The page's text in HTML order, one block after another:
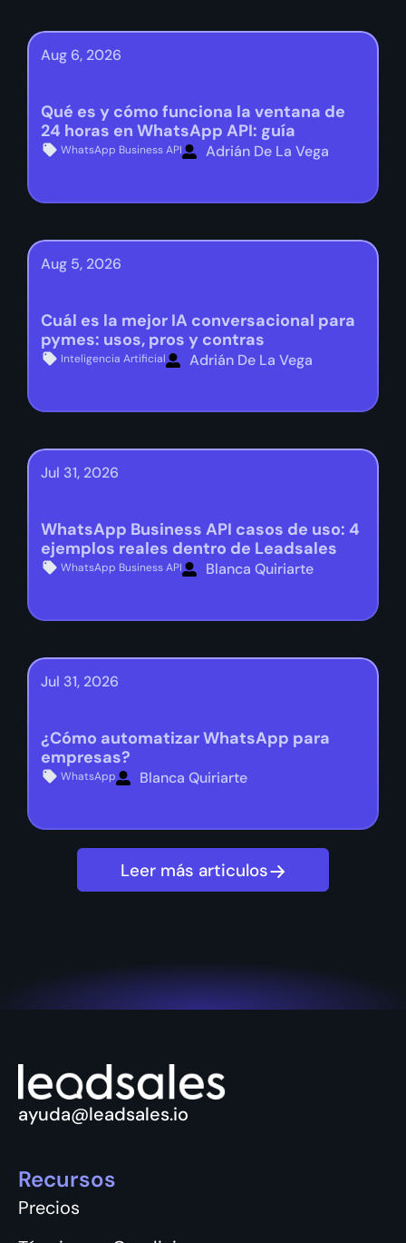
Aug 6, 2026
Qué es y cómo funciona la ventana de
24 horas en WhatsApp API: guía
WhatsApp Business API Adrián De La Vega
Aug 5, 2026
Cuál es la mejor IA conversacional para
pymes: usos, pros y contras
Inteligencia Artificial Adrián De La Vega
Jul 31, 2026
WhatsApp Business API casos de uso: 4
ejemplos reales dentro de Leadsales
WhatsApp Business API Blanca Quiriarte
Jul 31, 2026
¿Cómo automatizar WhatsApp para
empresas?
WhatsApp Blanca Quiriarte
Leer más articulos
ayuda@leadsales.io
Recursos
Precios